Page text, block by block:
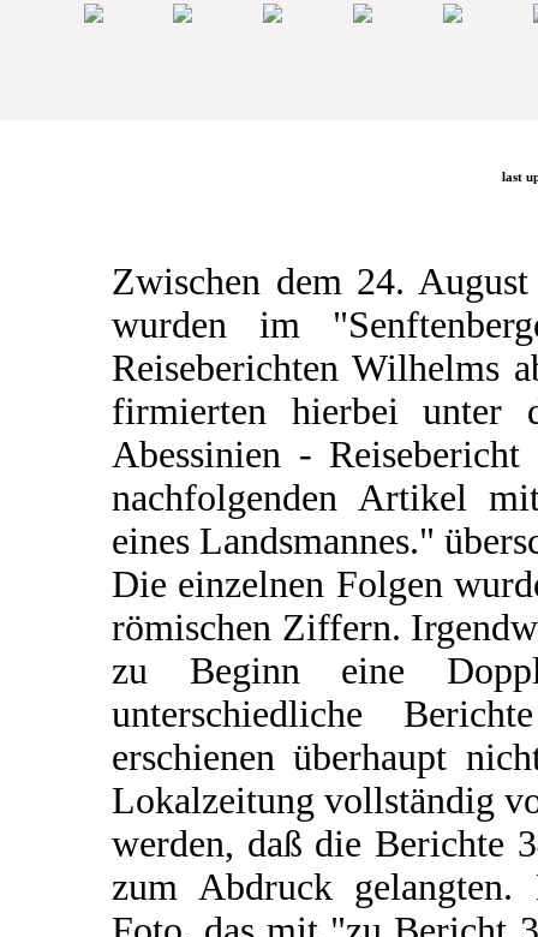
last
Zwischen dem 24.
wurden im
Reiseberichten Wilhelms
firmierten hierbei
Abessinien -
nachfolgenden Artikel
eines Landsmannes."
Die einzelnen Folgen
römischen Ziffern.
zu Beginn eine
unterschiedliche
erschienen überhaupt
Lokalzeitung vollständig
werden, daß die Berichte
zum Abdruck